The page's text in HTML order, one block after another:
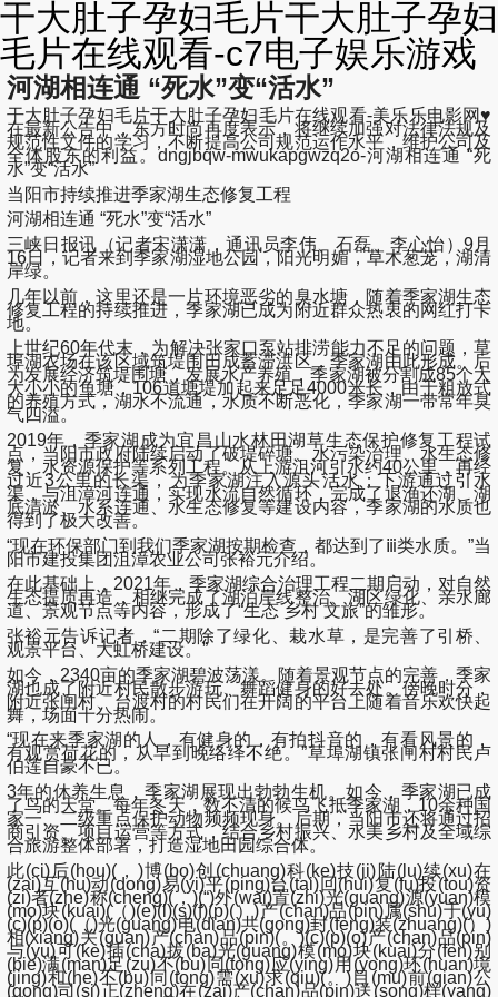
干大肚子孕妇毛片干大肚子孕妇
毛片在线观看-c7电子娱乐游戏
河湖相连通 “死水”变“活水”
干大肚子孕妇毛片干大肚子孕妇毛片在线观看-美乐乐电影网♥
在最新公告中，东方时尚再度表示，将继续加强对法律法规及
规范性文件的学习，不断提高公司规范运作水平，维护公司及
全体股东的利益。dngjbqw-mwukapgwzq2o-河湖相连通 “死
水”变“活水”
当阳市持续推进季家湖生态修复工程
河湖相连通 “死水”变“活水”
三峡日报讯（记者宋潇潇，通讯员李伟、石磊、李心怡）9月
16日，记者来到季家湖湿地公园，阳光明媚，草木葱茏，湖清
岸绿。
几年以前，这里还是一片环境恶劣的臭水塘，随着季家湖生态
修复工程的持续推进，季家湖已成为附近群众热衷的网红打卡
地。
上世纪60年代末，为解决张家口泵站排涝能力不足的问题，草
埠湖农场在该区域筑堤围田成蓄滞洪区，季家湖由此形成。后
为发展经济筑堤围塘，发展水产养殖，季家湖被分割成85个大
大小小的鱼塘，106道塘堤加起来足足4000米长，由于粗放式
的养殖方式，湖水不流通，水质不断恶化，季家湖一带常年臭
气四溢。
2019年，季家湖成为宜昌山水林田湖草生态保护修复工程试
点，当阳市政府陆续启动了破堤碎塘、水污染治理、水生态修
复、水资源保护等系列工程。从上游沮河引水约40公里，再经
过近3公里的长渠，为季家湖注入源头活水；下游通过引水
渠，与沮漳河连通，实现水流自然循环，完成了退渔还湖、湖
底清淤、水系连通、水生态修复等建设内容，季家湖的水质也
得到了极大改善。
“现在环保部门到我们季家湖按期检查，都达到了ⅲ类水质。”当
阳市建投集团沮漳农业公司张裕元介绍。
在此基础上，2021年，季家湖综合治理工程二期启动，对自然
生态提质再造，相继完成了湖泊岸线整治、湖区绿化、亲水廊
道、景观节点等内容，形成了“生态 乡村 文旅”的雏形。
张裕元告诉记者，“二期除了绿化、栽水草，是完善了引桥、
观景平台、大虹桥建设。”
如今，2340亩的季家湖碧波荡漾。随着景观节点的完善，季家
湖也成了附近村民散步游玩、舞蹈健身的好去处。傍晚时分，
附近张闸村、台渡村的村民们在开阔的平台上随着音乐欢快起
舞，场面十分热闹。
“现在来季家湖的人，有健身的，有拍抖音的，有看风景的，
有观赏荷花的，从早到晚络绎不绝。”草埠湖镇张闸村村民卢
伯莲自豪不已。
3年的休养生息，季家湖展现出勃勃生机。如今，季家湖已成
了鸟的天堂。每年冬天，数不清的候鸟飞抵季家湖，10余种国
家一、二级重点保护动物频频现身。后期，当阳市还将通过招
商引资、项目运营等方式，结合乡村振兴、水美乡村及全域综
合旅游整体部署，打造湿地田园综合体。
此(ci)后(hou)(，)博(bo)创(chuang)科(ke)技(ji)陆(lu)续(xu)在
(zai)互(hu)动(dong)易(yi)平(ping)台(tai)回(hui)复(fu)投(tou)资
(zi)者(zhe)称(cheng)(，)(“)外(wai)置(zhi)光(guang)源(yuan)模
(mo)块(kuai)(（)(e)(l)(s)(f)(p)(）)产(chan)品(pin)属(shu)于(yu)
(c)(p)(o)(（)光(guang)电(dian)共(gong)封(feng)装(zhuang)(）)
相(xiang)关(guan)产(chan)品(pin)(。)(c)(p)(o)产(chan)品(pin)
与(yu)可(ke)插(cha)拔(ba)光(guang)模(mo)块(kuai)分(fen)别
(bie)满(man)足(zu)不(bu)同(tong)应(ying)用(yong)环(huan)境
(jing)和(he)不(bu)同(tong)需(xu)求(qiu)(。)目(mu)前(qian)公
(gong)司(si)正(zheng)在(zai)产(chan)品(pin)送(song)样(yang)